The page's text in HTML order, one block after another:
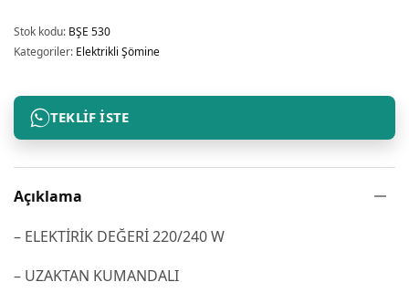
Stok kodu: BŞE 530
Kategoriler: Elektrikli Şömine
TEKLIF İSTE
Açıklama
– ELEKTİRİK DEĞERİ 220/240 W
– UZAKTAN KUMANDALI